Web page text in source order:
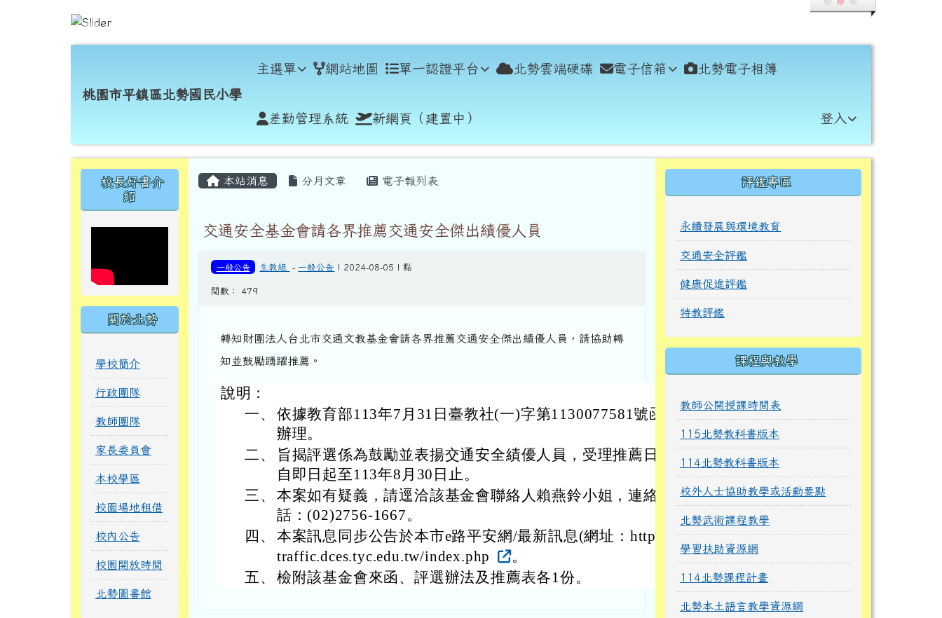
桃園市平鎮區北勢國民小學
桃園市平鎮區北勢國民小學
主選單 網站地圖 單一認證平台 北勢雲端硬碟 電子信箱 北勢電子相簿
差勤管理系統 新網頁（建置中） 登入
左邊區域內容
校長好書介
紹
關於北勢
學校簡介
行政團隊
教師團隊
家長委員會
本校學區
校園場地租借
校內公告
校園開放時間
北勢圖書館
主內容區域
本站消息 分月文章 電子報列表
交通安全基金會請各界推薦交通安全傑出績優人員
一般公告 生教組 - 一般公告 | 2024-08-05 | 點
閱數： 479
轉知財團法人台北市交通文教基金會請各界推薦交通安全傑出績優人員，請協助轉
知並鼓勵踴躍推薦。
說明：
一、 依據教育部113年7月31日臺教社(一)字第1130077581號函
辦理。
二、
旨揭評選係為鼓勵並表揚交通安全績優人員，受理推薦日期
自即日起至113年8月30日止。
三、 本案如有疑義，請逕洽該基金會聯絡人賴燕鈴小姐，連絡電
話：(02)2756-1667。
四、 本案訊息同步公告於本市e路平安網/最新訊息(網址：http://
traffic.dces.tyc.edu.tw/index.php
。
五、 檢附該基金會來函、評選辦法及推薦表各1份。
右邊區域內容
評鑑專區
永續發展與環境教育
交通安全評鑑
健康促進評鑑
特教評鑑
課程與教學
教師公開授課時間表
115北勢教科書版本
114北勢教科書版本
校外人士協助教學或活動要點
北勢武術課程教學
學習扶助資源網
114北勢課程計畫
北勢本土語言教學資源網
頁尾區域